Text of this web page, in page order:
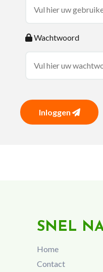
Wachtwoord
Inloggen
SNEL
Home
Contact